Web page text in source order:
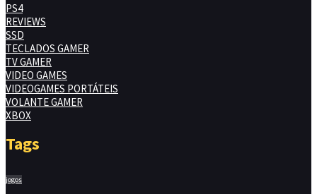
PS4
REVIEWS
SSD
TECLADOS GAMER
TV GAMER
VIDEO GAMES
VIDEOGAMES PORTÁTEIS
VOLANTE GAMER
XBOX
Tags
jogos